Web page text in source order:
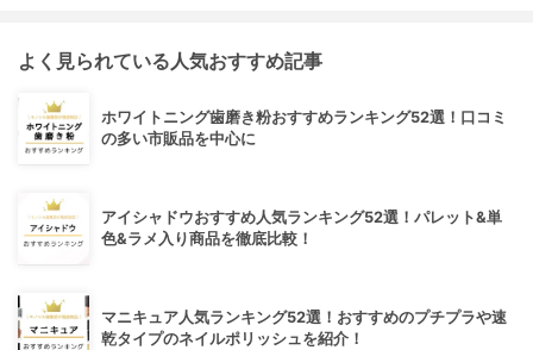
よく見られている人気おすすめ記事
ホワイトニング歯磨き粉おすすめランキング52選！口コミ
の多い市販品を中心に
アイシャドウおすすめ人気ランキング52選！パレット&単
色&ラメ入り商品を徹底比較！
マニキュア人気ランキング52選！おすすめのプチプラや速
乾タイプのネイルポリッシュを紹介！